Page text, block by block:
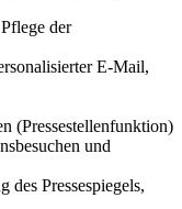
der
E-Mail,
(Pressestellenfunktion)
und
Pressespiegels,